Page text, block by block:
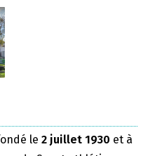
le 2 juillet 1930 et à